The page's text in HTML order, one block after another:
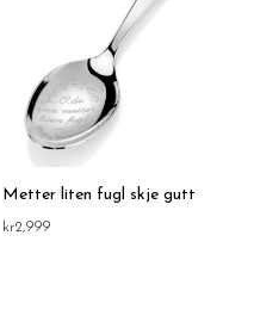
Metter liten fugl skje gutt
kr2,999